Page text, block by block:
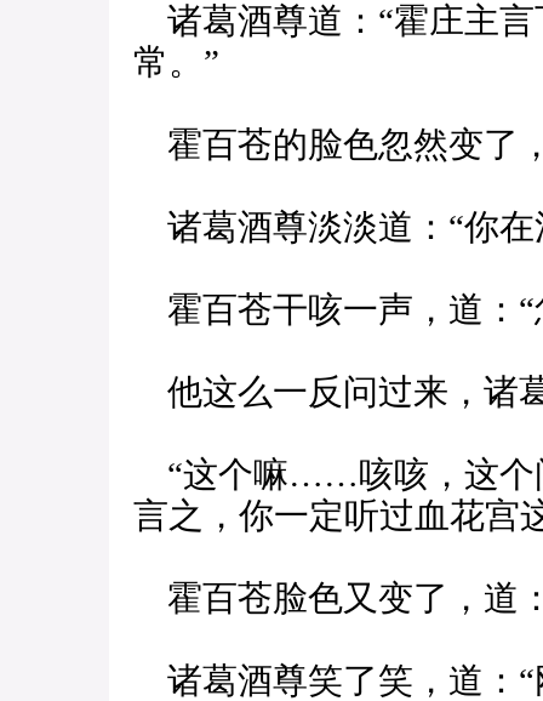
诸葛酒尊道：“霍庄主
常。”
霍百苍的脸色忽然变了
诸葛酒尊淡淡道：“你在
霍百苍干咳一声，道：“
他这么一反问过来，诸
“这个嘛……咳咳，这个
言之，你一定听过血花宫
霍百苍脸色又变了，道
诸葛酒尊笑了笑，道：